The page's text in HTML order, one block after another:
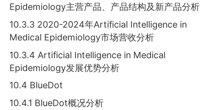
Epidemiology主营产品、产品结构及新产品分析
10.3.3 2020-2024年Artificial Intelligence in
Medical Epidemiology市场营收分析
10.3.4 Artificial Intelligence in Medical
Epidemiology发展优势分析
10.4 BlueDot
10.4.1 BlueDot概况分析